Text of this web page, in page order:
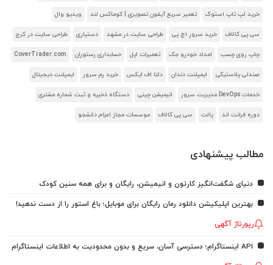
خرید لپ تاپ استوک تعمیر سریع آیفون تصویری | کوماکس لند ویدیو وال
سی پی کالاف خرید سرور اچ پی طراحی سایت در مشهد دستیاری طراحی سایت در کرج
چاپ روی چسب امداد خودرو جک تعمیرات اپل حسابداری رستوران CoverTrader.com
صندلی پلاستیکی ایمپلنت دندان دلتا اف ایکس خرید رم سرور ایمپلنت دیجیتال
خدمات DevOps مدیریت سرور انیمیشن چینی دستگاه ذخیره و ثبت شماره مشتری
دوره فرانت اند پالت سی پی کالاف موسسات مجاز اعزام دانشجو
مطالب پیشنهادی
دنیای شگفت‌انگیز کارتون و انیمیشن، رایگان و برای همه سنین کودک
بهترین اپلیکیشن دانلود رمان رایگان برای موبایل؛ باغ استور را از دست ندهید!
رپورتاژ آگهی
API اینستاگرام؛ دسترسی آسان، سریع و بدون محدودیت به اطلاعات اینستاگرام